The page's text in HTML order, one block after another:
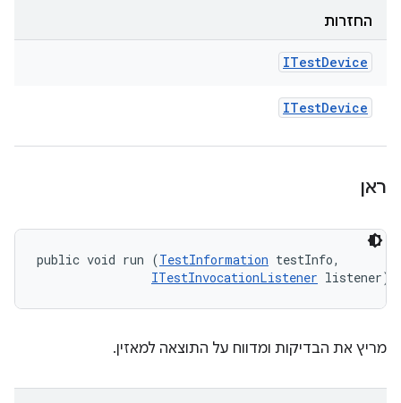
החזרות
ITestDevice
ITestDevice
ראן
public void run (TestInformation testInfo,
ITestInvocationListener listener)
מריץ את הבדיקות ומדווח על התוצאה למאזין.